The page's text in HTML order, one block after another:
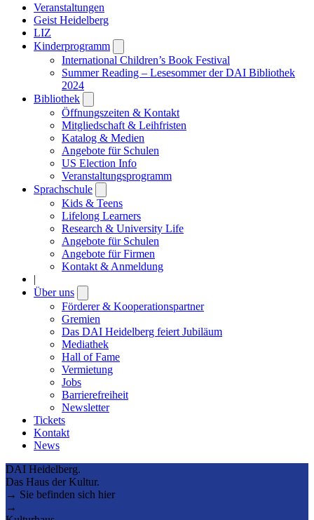
Veranstaltungen
Geist Heidelberg
LIZ
Kinderprogramm
submenu
International Children’s Book Festival
Summer Reading – Lesesommer der DAI Bibliothek
2024
Bibliothek
submenu
Öffnungszeiten & Kontakt
Mitgliedschaft & Leihfristen
Katalog & Medien
Angebote für Schulen
US Election Info
Veranstaltungsprogramm
Sprachschule
submenu
Kids & Teens
Lifelong Learners
Research & University Life
Angebote für Schulen
Angebote für Firmen
Kontakt & Anmeldung
|
Über uns
submenu
Förderer & Kooperationspartner
Gremien
Das DAI Heidelberg feiert Jubiläum
Mediathek
Hall of Fame
Vermietung
Jobs
Barrierefreiheit
Newsletter
Tickets
Kontakt
News
DAI Heidelberg.
Das Haus der Kultur.
→ Sie befinden sich hier
→